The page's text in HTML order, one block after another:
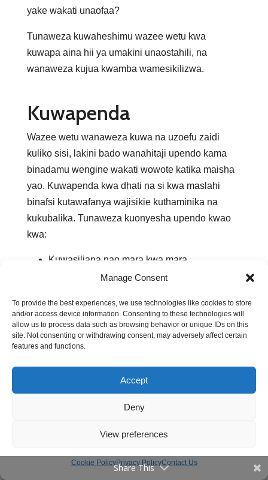
Manage Consent
To provide the best experiences, we use technologies like cookies to store
and/or access device information. Consenting to these technologies will
allow us to process data such as browsing behavior or unique IDs on this
site. Not consenting or withdrawing consent, may adversely affect certain
features and functions.
Accept
Deny
View preferences
Cookie PolicyPrivacy PolicyContact Us
yake wakati unaofaa?
Tunaweza kuwaheshimu wazee wetu kwa
kuwapa aina hii ya umakini unaostahili, na
wanaweza kujua kwamba wamesikilizwa.
Kuwapenda
Wazee wetu wanaweza kuwa na uzoefu zaidi
kuliko sisi, lakini bado wanahitaji upendo kama
binadamu wengine wakati wowote katika maisha
yao. Kuwapenda kwa dhati na si kwa maslahi
binafsi kutawafanya wajisikie kuthaminika na
kukubalika. Tunaweza kuonyesha upendo kwao
kwa:
Kuwasiliana nao mara kwa mara
Kuwaruhusu kuwa na muda pamoja na
Kuwaonyesha upendo
Kuheshimu maoni yao, mambo
wanayopendelea na chaguzi wao, hata kama
Kwa mfano, fikiria kwamba wewe ni kijana
ambao wana msimamo kuhusu desturi zao
ndoaza mapema.
Hawakuwahi kwenda shule na hawaoni umuhimu
wa kuwa na elimu rasmi.
Share This